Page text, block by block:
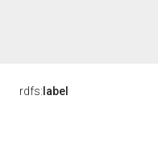
rdfs: label